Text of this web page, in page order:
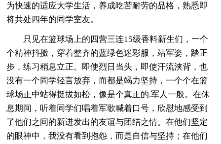
为快速的适应大学生活，养成吃苦耐劳的品格，熟悉即
将共处四年的同学室友。
只见在篮球场上的四营三连15级香料新生们，一个
个精神抖擞，穿着整齐的蓝绿色迷彩服，站军姿，踏正
步，练习稍息立正。即使烈日当头，即使汗流浃背，也
没有一个同学轻言放弃，而都是竭力坚持，一个个在篮
球场正中站得挺拔如松，像是个真正的.军人一般。在休
息期间，听着同学们唱着军歌喊着口号，欣慰地感受到
了他们之间的新迸发出的友谊与团结之情。在他们坚定
的眼神中，我没有看到抱怨，而是自信与坚持；在他们